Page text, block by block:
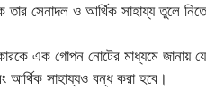
তার সেনাদল ও আর্থিক সাহায্য তুলে
এক গোপন নোটের মাধ্যমে জানায়
আর্থিক সাহায্যও বন্ধ করা হবে।